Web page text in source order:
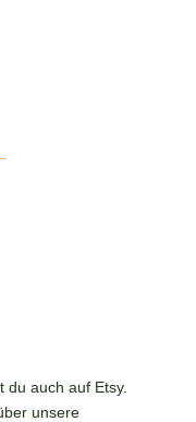
du auch auf Etsy.
unsere